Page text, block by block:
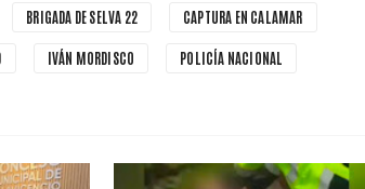
BRIGADA DE SELVA 22 CAPTURA EN CALAMAR
IVÁN MORDISCO POLICÍA NACIONAL